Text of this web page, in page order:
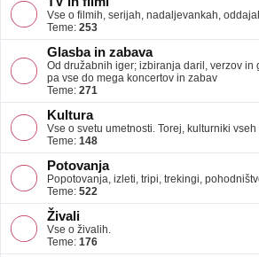
Vse o filmih, serijah, nadaljevankah,
Teme: 253
Glasba in zabava
Od družabnih iger; izbiranja daril, verzov in
pa vse do mega koncertov in zabav
Teme: 271
Kultura
Vse o svetu umetnosti. Torej, kulturniki
Teme: 148
Potovanja
Popotovanja, izleti, tripi, trekingi,
Teme: 522
Živali
Vse o živalih.
Teme: 176